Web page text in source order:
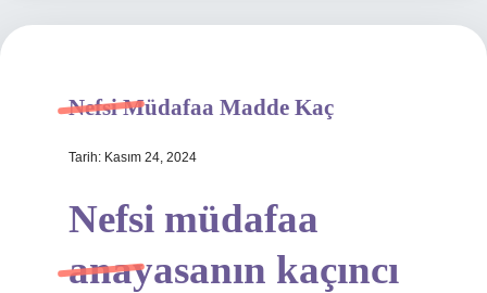
Hakkımızda
Nefsi Müdafaa Madde Kaç
Tarih: Kasım 24, 2024
Nefsi müdafaa
anayasanın kaçıncı